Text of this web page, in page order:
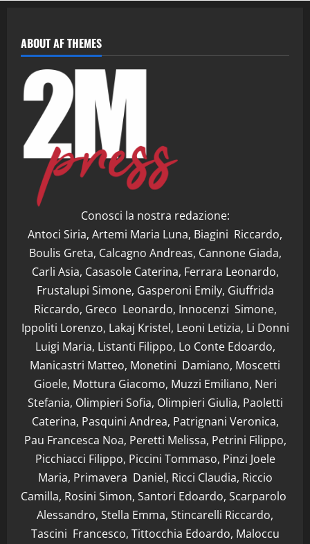
ABOUT AF THEMES
Conosci la nostra redazione:
Antoci Siria, Artemi Maria Luna, Biagini Riccardo,
Boulis Greta, Calcagno Andreas, Cannone Giada,
Carli Asia, Casasole Caterina, Ferrara Leonardo,
Frustalupi Simone, Gasperoni Emily, Giuffrida
Riccardo, Greco Leonardo, Innocenzi Simone,
Ippoliti Lorenzo, Lakaj Kristel, Leoni Letizia, Li Donni
Luigi Maria, Listanti Filippo, Lo Conte Edoardo,
Manicastri Matteo, Monetini Damiano, Moscetti
Gioele, Mottura Giacomo, Muzzi Emiliano, Neri
Stefania, Olimpieri Sofia, Olimpieri Giulia, Paoletti
Caterina, Pasquini Andrea, Patrignani Veronica,
Pau Francesca Noa, Peretti Melissa, Petrini Filippo,
Picchiacci Filippo, Piccini Tommaso, Pinzi Joele
Maria, Primavera Daniel, Ricci Claudia, Riccio
Camilla, Rosini Simon, Santori Edoardo, Scarparolo
Alessandro, Stella Emma, Stincarelli Riccardo,
Tascini Francesco, Tittocchia Edoardo, Maloccu